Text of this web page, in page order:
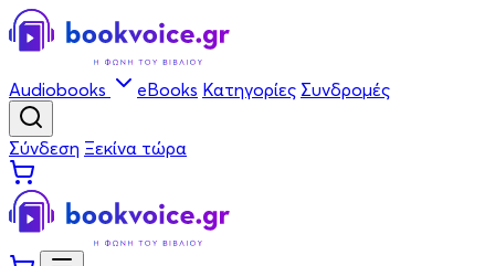
Audiobooks eBooks Κατηγορίες Συνδρομές
Σύνδεση Ξεκίνα τώρα